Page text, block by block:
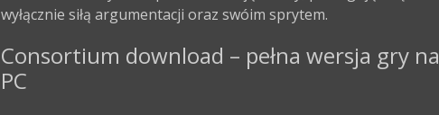
wyłącznie siłą argumentacji oraz swóim sprytem.
Consortium download – pełna wersja gry na
PC